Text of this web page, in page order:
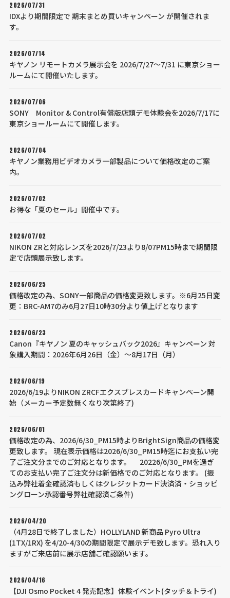
2026/07/31
IDXより期間限定で 期末まとめ買いキャンペーン が開催されま
す。
2026/07/14
キヤノン リモートカメラ展示会を 2026/7/27～7/31 に東京ショー
ルームにて開催いたします。
2026/07/06
SONY Monitor & Control有償版店頭デモ体験会を2026/7/17に
東京ショールームにて開催します。
2026/07/04
キヤノン業務用ビデオカメラ一部製品について価格改定のご案
内。
2026/07/02
お得な「夏のセール」開催中です。
2026/07/02
NIKON ZRと対応レンズを2026/7/23より8/07PM15時まで期間限
定で店頭展示致します。
2026/06/25
価格改定の為、SONY一部商品の価格変更致します。※6月25日変
更：BRC-AM7のみ6月27日10時30分より値上げとなります
2026/06/23
Canon『キヤノン 夏のキャッシュバック2026』キャンペーン 対
象購入期間：2026年6月26日（金）～8月17日（月）
2026/06/19
2026/6/19よりNIKON ZRCFエクスプレスカードキャンペーン開
始（メーカー予定数無くなり次第終了)
2026/06/01
価格改定の為、2026/6/30_PM15時よりBrightSign商品の価格変
更致します。 現在表示価格は2026/6/30_PM15時迄にお支払い完
了ご注文分までのご対応となります。 20226/6/30_PMを過ぎ
てのお支払い完了ご注文分は新価格でのご対応となります。 (振
込み弊社着金確認済もしくはクレジットカード決済済・ショッピ
ングローン承認番号弊社確認済ご条件)
2026/04/20
（4月28日で終了しました）HOLLYLAND 新商品 Pyro Ultra
(1TX/1RX) を4/20-4/30の期間限定で展示デモ致します。恐れ入り
ますがご来店前に展示店舗ご確認願います。
2026/04/16
【DJI Osmo Pocket 4 発売記念】体験イベント(タッチ＆トライ)